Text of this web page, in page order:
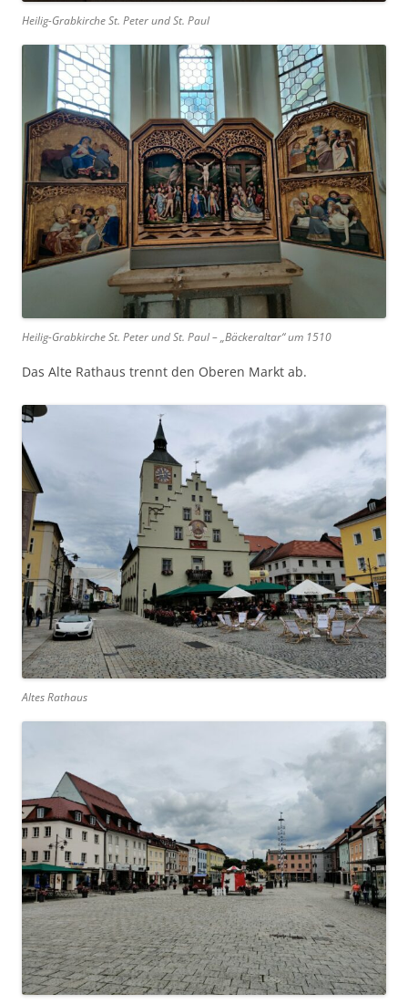
Heilig-Grabkirche St. Peter und St. Paul
Heilig-Grabkirche St. Peter und St. Paul – „Bäckeraltar“ um 1510
Das Alte Rathaus trennt den Oberen Markt ab.
Altes Rathaus